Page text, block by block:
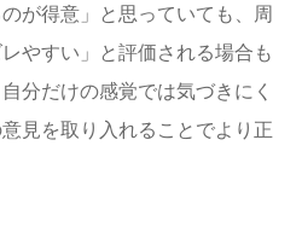
が得意」と思っていても、周
やすい」と評価される場合も
分だけの感覚では気づきにく
見を取り入れることでより正